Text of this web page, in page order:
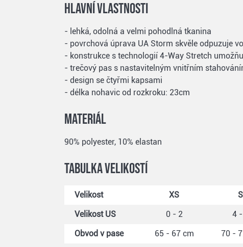
Hlavní vlastnosti
- lehká, odolná a velmi pohodlná tkanina
- povrchová úprava UA Storm skvěle odpuzuje
- konstrukce s technologií 4-Way Stretch
- trečový pas s nastavitelným vnitřním
- design se čtyřmi kapsami
- délka nohavic od rozkroku: 23cm
Materiál
90% polyester, 10% elastan
Tabulka velikostí
Velikost XS S
Velikost US
0 - 2 4
Obvod v pase
65 - 67 cm 70 -